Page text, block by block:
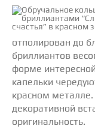
отполирован до
бриллиантов
форме
капельки
красном
декоративной
оригинальность.